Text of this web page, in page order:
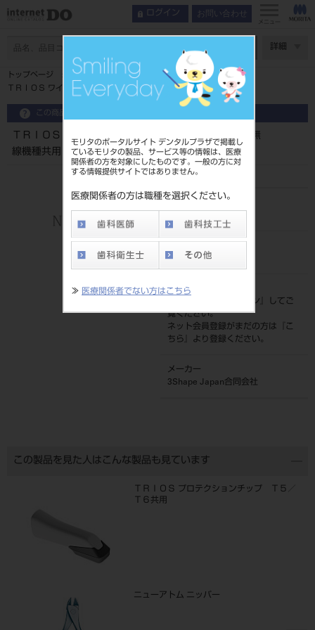
モリタのポータルサイト デンタルプラザで掲載し
ているモリタの製品、サービス等の情報は、医療
関係者の方を対象にしたものです。一般の方に対
する情報提供サイトではありません。
医療関係者の方は職種を選択ください。
≫ 医療関係者でない方はこちら
ログイン お問い合わせ
メニュー
詳細
トップページ
ＴＲＩＯＳ ワイヤレスアダプター（Ｔｐーｌｉｎｋ）無線機種共用
この商品に関するお問い合わせ
ＴＲＩＯＳ ワイヤレスアダプター（Ｔｐーｌｉｎｋ）無
線機種共用
4573543990474
標準価格
ログイン
』してご
覧ください。
ネット会員登録がまだの方は『
こ
ちら
』より登録ください。
メーカー
3Shape Japan合同会社
この製品を見た人はこんな製品も見ています
ＴＲＩＯＳ プロテクションチップ Ｔ５／
Ｔ６共用
ニューアトム ニッパー